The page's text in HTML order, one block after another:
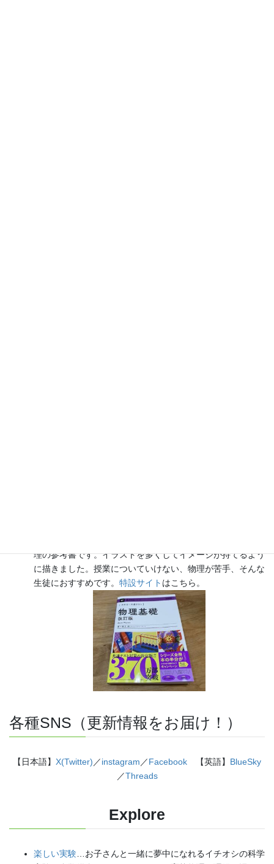
理の参考書です。イラストを多くしてイメージが持てるよう
に描きました。授業についていけない、物理が苦手、そんな
生徒におすすめです。 特設サイト はこちら。
各種SNS（更新情報をお届け！）
【日本語】 X(Twitter) ／instagram ／Facebook 【英語】 BlueSky
／Threads
Explore
楽しい実験 …お子さんと一緒に夢中になれるイチオシの科学